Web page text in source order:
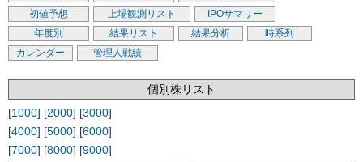
初値予想
上場観測リスト
IPOサマリー
年度別
結果リスト 結果分析
時系列
カレンダー
管理人戦績
個別株リスト
[1000] [2000] [3000]
[4000] [5000] [6000]
[7000] [8000] [9000]